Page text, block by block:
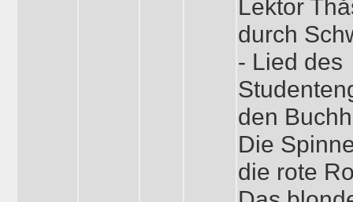
Lektor
durch
- Lied des
den
Die
die rote